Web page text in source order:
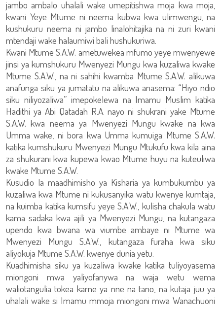
jambo ambalo uhalali wake umepitishwa moja kwa moja,
kwani Yeye Mtume ni neema kubwa kwa ulimwengu, na
kushukuru neema ni jambo linalohitajika na ni zuri kwani
mtendaji wake halaumiwi bali hushukuriwa.
Kwani Mtume S.A.W. ametuwekea mfumo yeye mwenyewe
jinsi ya kumshukuru Mwenyezi Mungu kwa kuzaliwa kwake
Mtume S.A.W., na ni sahihi kwamba Mtume S.A.W. alikuwa
anafunga siku ya jumatatu na alikuwa anasema: “Hiyo ndio
siku niliyozaliwa” imepokelewa na Imamu Muslim katika
Hadithi ya Abi Qatadah R.A. nayo ni shukrani yake Mtume
S.A.W. kwa neema ya Mwenyezi Mungu kwake na kwa
Umma wake, ni bora kwa Umma kumuiga Mtume S.A.W.
katika kumshukuru Mwenyezi Mungu Mtukufu kwa kila aina
za shukurani kwa kupewa kwao Mtume huyu na kuteuliwa
kwake Mtume S.A.W.
Kusudio la maadhimisho ya Kisharia ya kumbukumbu ya
kuzaliwa kwa Mtume ni kukusanyika watu kwenye kumtaja,
na kuimba katika kumsifu yeye S.A.W., kulisha chakula watu
kama sadaka kwa ajili ya Mwenyezi Mungu, na kutangaza
upendo kwa bwana wa viumbe ambaye ni Mtume wa
Mwenyezi Mungu S.A.W., kutangaza furaha kwa siku
aliyokuja Mtume S.A.W. kwenye dunia yetu.
Kuadhimisha siku ya kuzaliwa kwake katika tuliyoyasema
miongoni mwa yaliyofanywa na waja wetu wema
waliotangulia tokea karne ya nne na tano, na kutaja juu ya
uhalali wake si Imamu mmoja miongoni mwa Wanachuoni